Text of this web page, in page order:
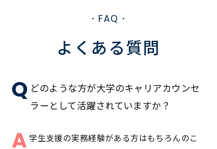
・FAQ・
よくある質問
Q どのような方が大学のキャリアカウンセ
ラーとして活躍されていますか？
A 学生支援の実務経験がある方はもちろんのこ